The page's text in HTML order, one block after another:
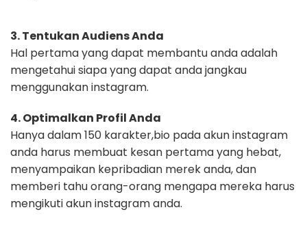
3. Tentukan Audiens Anda
Hal pertama yang dapat membantu anda adalah
mengetahui siapa yang dapat anda jangkau
menggunakan instagram.
4. Optimalkan Profil Anda
Hanya dalam 150 karakter,bio pada akun instagram
anda harus membuat kesan pertama yang hebat,
menyampaikan kepribadian merek anda, dan
memberi tahu orang-orang mengapa mereka harus
mengikuti akun instagram anda.